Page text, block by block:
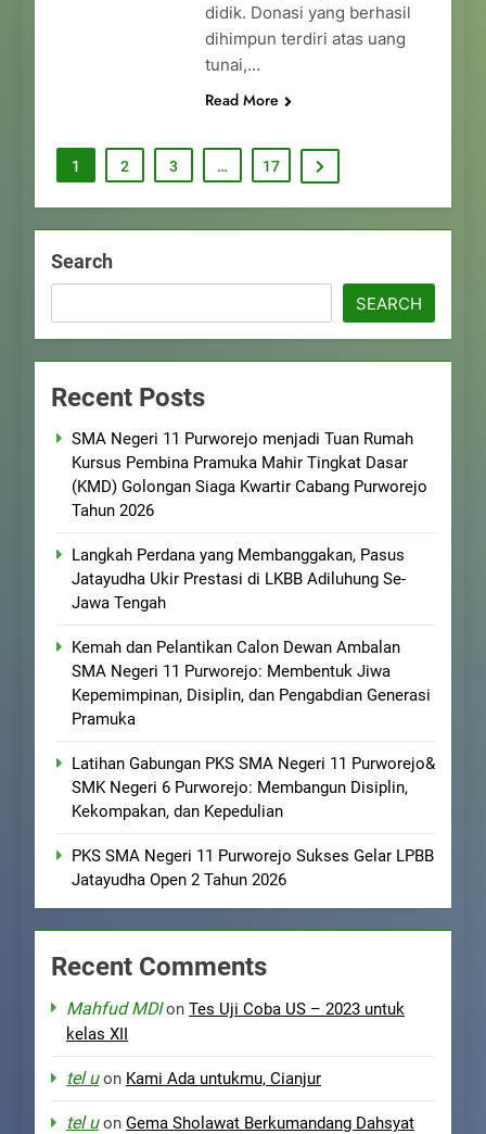
didik. Donasi yang berhasil
dihimpun terdiri atas uang
tunai,…
Read More
1 2 3 … 17
Search
SEARCH
Recent Posts
SMA Negeri 11 Purworejo menjadi Tuan Rumah
Kursus Pembina Pramuka Mahir Tingkat Dasar
(KMD) Golongan Siaga Kwartir Cabang Purworejo
Tahun 2026
Langkah Perdana yang Membanggakan, Pasus
Jatayudha Ukir Prestasi di LKBB Adiluhung Se-
Jawa Tengah
Kemah dan Pelantikan Calon Dewan Ambalan
SMA Negeri 11 Purworejo: Membentuk Jiwa
Kepemimpinan, Disiplin, dan Pengabdian Generasi
Pramuka
Latihan Gabungan PKS SMA Negeri 11 Purworejo&
SMK Negeri 6 Purworejo: Membangun Disiplin,
Kekompakan, dan Kepedulian
PKS SMA Negeri 11 Purworejo Sukses Gelar LPBB
Jatayudha Open 2 Tahun 2026
Recent Comments
Mahfud MDIon Tes Uji Coba US – 2023 untuk
kelas XII
tel uon Kami Ada untukmu, Cianjur
tel uon Gema Sholawat Berkumandang Dahsyat